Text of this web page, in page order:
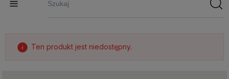
Ten produkt jest niedostępny.